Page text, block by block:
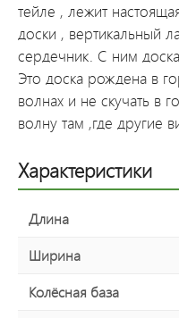
тейле , лежит
доски , вертикальный
сердечник. С ним
Это доска рождена в
волнах и не скучать в
волну там ,где другие
Характеристики
Длина
Ширина
Колёсная база